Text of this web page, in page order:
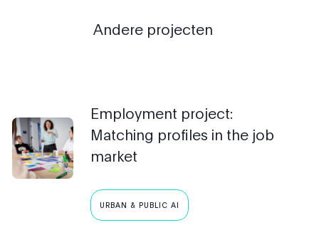
Andere projecten
Employment project:
Matching profiles in the job
market
URBAN & PUBLIC AI